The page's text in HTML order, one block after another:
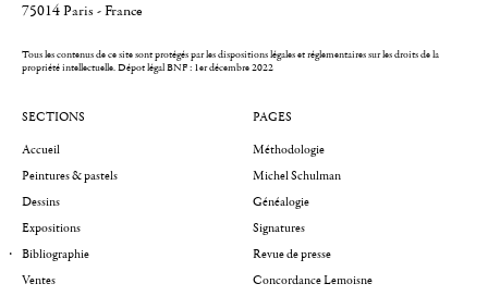
75014 Paris - France
Tous les contenus de ce site sont protégés par les dispositions légales et réglementaires sur les droits de la
propriété intellectuelle.Dépot légal BNF : 1er décembre 2022
SECTIONS
Accueil
Peintures & pastels
Dessins
Expositions
Bibliographie
Ventes
PAGES
Méthodologie
Michel Schulman
Généalogie
Signatures
Revue de presse
Concordance Lemoisne